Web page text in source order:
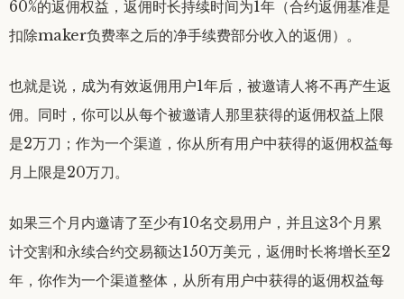
60%的返佣权益，返佣时长持续时间为1年（合约返佣基准是
扣除maker负费率之后的净手续费部分收入的返佣）。
也就是说，成为有效返佣用户1年后，被邀请人将不再产生返
佣。同时，你可以从每个被邀请人那里获得的返佣权益上限
是2万刀；作为一个渠道，你从所有用户中获得的返佣权益每
月上限是20万刀。
如果三个月内邀请了至少有10名交易用户，并且这3个月累
计交割和永续合约交易额达150万美元，返佣时长将增长至2
年，你作为一个渠道整体，从所有用户中获得的返佣权益每